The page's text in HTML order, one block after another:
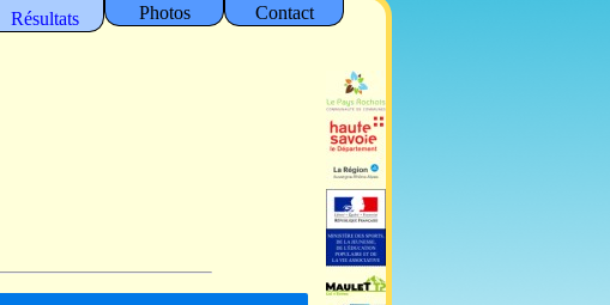
Résultats Photos Contact